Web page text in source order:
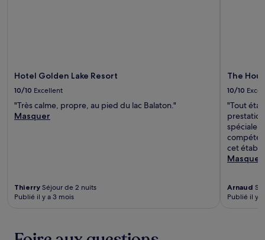
Hotel Golden Lake Resort
10/10 Excellent
"Très calme, propre, au pied du lac Balaton."
Masquer
Thierry Séjour de 2 nuits
Publié il y a 3 mois
The
10/10
"Tout
spéciale
cet
Masquer
Arnaud
Publié il y